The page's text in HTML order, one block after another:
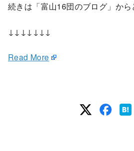
続きは「富山16団のブログ」から
↓↓↓↓↓↓↓
Read More